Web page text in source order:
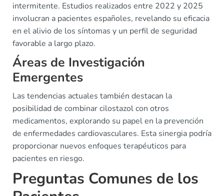
intermitente. Estudios realizados entre 2022 y 2025
involucran a pacientes españoles, revelando su eficacia
en el alivio de los síntomas y un perfil de seguridad
favorable a largo plazo.
Áreas de Investigación
Emergentes
Las tendencias actuales también destacan la
posibilidad de combinar cilostazol con otros
medicamentos, explorando su papel en la prevención
de enfermedades cardiovasculares. Esta sinergia podría
proporcionar nuevos enfoques terapéuticos para
pacientes en riesgo.
Preguntas Comunes de los